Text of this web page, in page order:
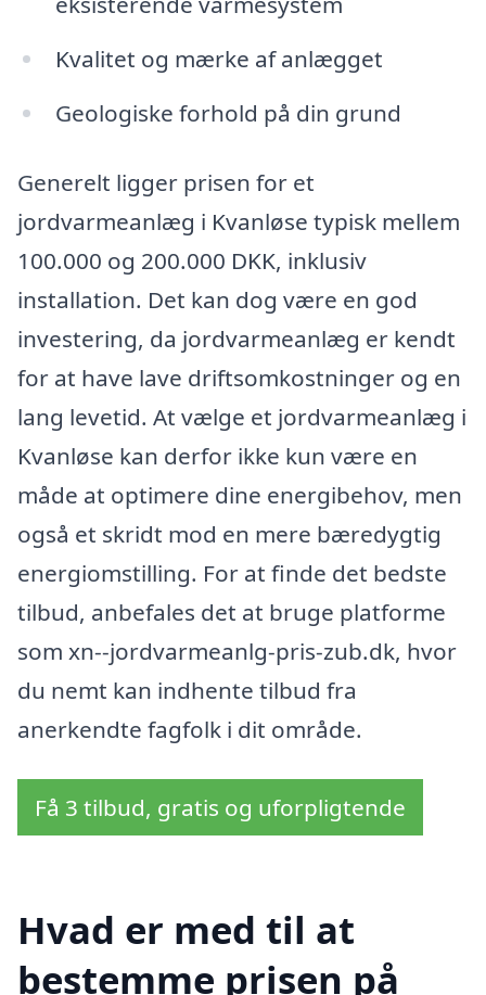
Kvalitet og mærke af anlægget
Geologiske forhold på din grund
Generelt ligger prisen for et
jordvarmeanlæg i Kvanløse typisk mellem
100.000 og 200.000 DKK, inklusiv
installation. Det kan dog være en god
investering, da jordvarmeanlæg er kendt
for at have lave driftsomkostninger og en
lang levetid. At vælge et jordvarmeanlæg i
Kvanløse kan derfor ikke kun være en
måde at optimere dine energibehov, men
også et skridt mod en mere bæredygtig
energiomstilling. For at finde det bedste
tilbud, anbefales det at bruge platforme
som xn--jordvarmeanlg-pris-zub.dk, hvor
du nemt kan indhente tilbud fra
anerkendte fagfolk i dit område.
Få 3 tilbud, gratis og uforpligtende
Hvad er med til at
bestemme prisen på